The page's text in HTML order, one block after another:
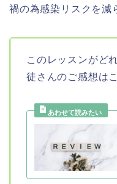
禍の為感染リスクを減
このレッスンがど
徒さんのご感想は